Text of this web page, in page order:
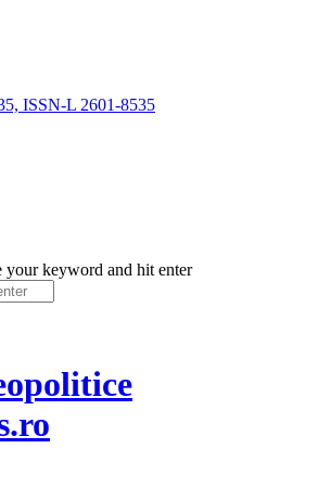
ISSN-L 2601-8535
your keyword and hit enter